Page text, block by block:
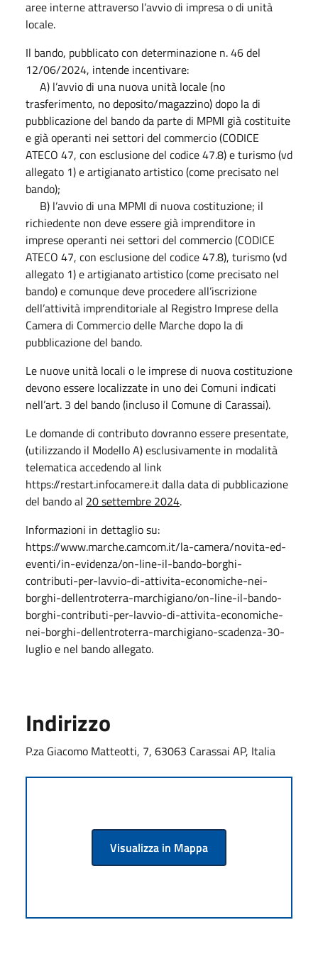
aree interne attraverso l’avvio di impresa o di unità
locale.
Il bando, pubblicato con determinazione n. 46 del
12/06/2024, intende incentivare:
A) l’avvio di una nuova unità locale (no
trasferimento, no deposito/magazzino) dopo la di
pubblicazione del bando da parte di MPMI già costituite
e già operanti nei settori del commercio (CODICE
ATECO 47, con esclusione del codice 47.8) e turismo (vd
allegato 1) e artigianato artistico (come precisato nel
bando);
B) l’avvio di una MPMI di nuova costituzione; il
richiedente non deve essere già imprenditore in
imprese operanti nei settori del commercio (CODICE
ATECO 47, con esclusione del codice 47.8), turismo (vd
allegato 1) e artigianato artistico (come precisato nel
bando) e comunque deve procedere all’iscrizione
dell’attività imprenditoriale al Registro Imprese della
Camera di Commercio delle Marche dopo la di
pubblicazione del bando.
Le nuove unità locali o le imprese di nuova costituzione
devono essere localizzate in uno dei Comuni indicati
nell’art. 3 del bando (incluso il Comune di Carassai).
Le domande di contributo dovranno essere presentate,
(utilizzando il Modello A) esclusivamente in modalità
telematica accedendo al link
https://restart.infocamere.it dalla data di pubblicazione
del bando al 20 settembre 2024.
Informazioni in dettaglio su:
https://www.marche.camcom.it/la-camera/novita-ed-
eventi/in-evidenza/on-line-il-bando-borghi-
contributi-per-lavvio-di-attivita-economiche-nei-
borghi-dellentroterra-marchigiano/on-line-il-bando-
borghi-contributi-per-lavvio-di-attivita-economiche-
nei-borghi-dellentroterra-marchigiano-scadenza-30-
luglio e nel bando allegato.
Indirizzo
P.za Giacomo Matteotti, 7, 63063 Carassai AP, Italia
Visualizza in Mappa